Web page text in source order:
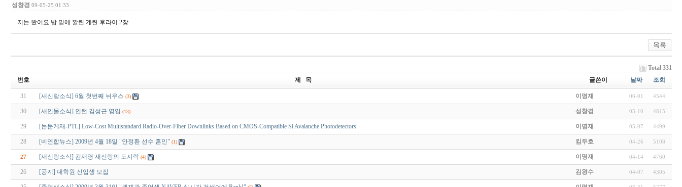
성창경 09-05-25 01:33
저는 봤어요 밥 밑에 깔린 계란 후라이 2장
Total 331
번호
제 목 글쓴이 날짜 조회
31 [새신랑소식] 6월 첫번째 뉘우스 (3) 이명재 06-01 4544
30 [새인물소식] 인턴 김성근 영입 (13) 성창경 05-10 4815
29 [논문게재-PTL] Low-Cost Multistandard Radio-Over-Fiber Downlinks Based on CMOS-Compatible Si Avalanche Photodetectors 이명재 05-07 4499
28 [비연합뉴스] 2009년 4월 18일 "안정환 선수 혼인" (1) 킴두호 04-26 5108
27 [새신랑소식] 김재영 새신랑의 도시락 (4) 이명재 04-14 4760
26 [공지] 대학원 신입생 모집 김왕수 04-07 4305